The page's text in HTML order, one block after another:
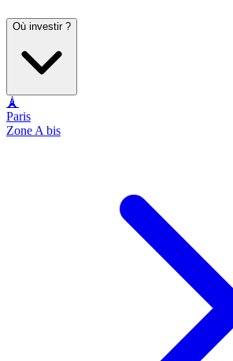
Où investir ?
🗼
Paris
Zone A bis